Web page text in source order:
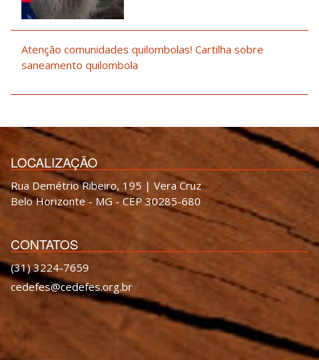
Atenção comunidades quilombolas! Cartilha sobre
saneamento quilombola
LOCALIZAÇÃO
Rua Demétrio Ribeiro, 195 | Vera Cruz
Belo Horizonte - MG - CEP 30285-680
CONTATOS
(31) 3224-7659
cedefes@cedefes.org.br